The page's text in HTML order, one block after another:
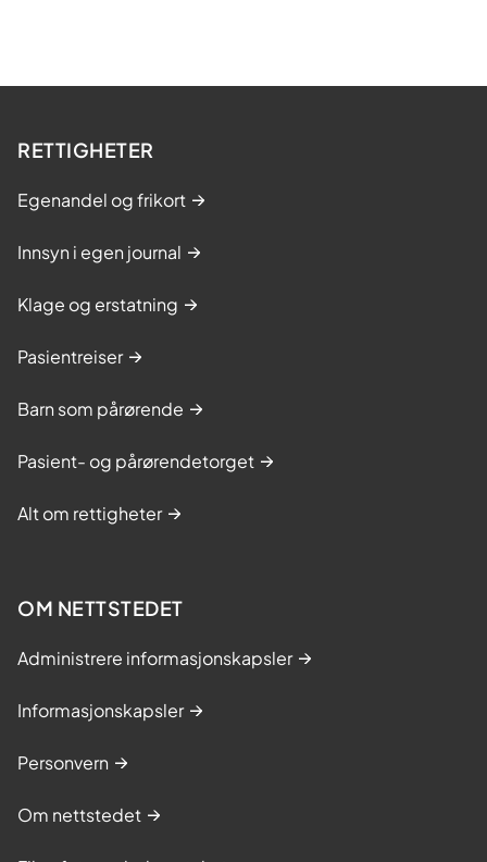
RETTIGHETER
Egenandel og frikort
Innsyn i egen journal
Klage og erstatning
Pasientreiser
Barn som pårørende
Pasient- og pårørendetorget
Alt om rettigheter
OM NETTSTEDET
Administrere informasjonskapsler
Informasjonskapsler
Personvern
Om nettstedet